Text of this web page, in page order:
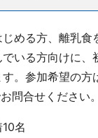
める方、離乳食
いる方向けに、
。参加希望の方
問合せください。
名